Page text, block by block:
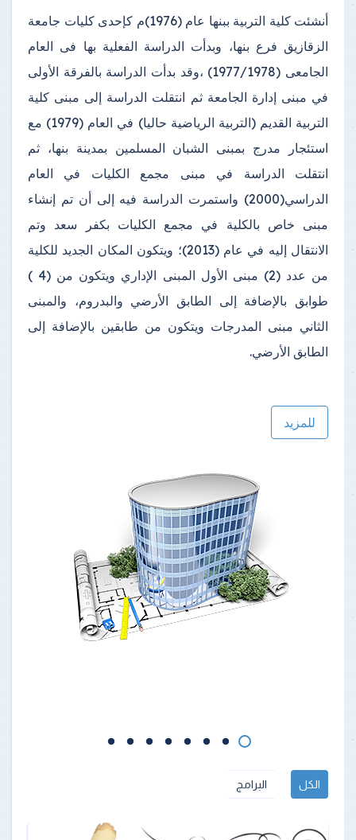
أنشئت كلية التربية ببنها عام (1976)م كإحدى كليات جامعة
الزقازيق فرع بنها، وبدأت الدراسة الفعلية بها فى العام
الجامعى (1977/1978) ،وقد بدأت الدراسة بالفرقة الأولى
في مبنى إدارة الجامعة ثم انتقلت الدراسة إلى مبنى كلية
التربية القديم (التربية الرياضية حاليا) في العام (1979) مع
استئجار مدرج بمبنى الشبان المسلمين بمدينة بنها، ثم
انتقلت الدراسة في مبنى مجمع الكليات في العام
الدراسي(2000) واستمرت الدراسة فيه إلى أن تم إنشاء
مبنى خاص بالكلية في مجمع الكليات بكفر سعد وتم
الانتقال إليه في عام (2013)؛ ويتكون المكان الجديد للكلية
من عدد (2) مبنى الأول المبنى الإداري ويتكون من (4 )
طوابق بالإضافة إلى الطابق الأرضي والبدروم، والمبنى
الثاني مبنى المدرجات ويتكون من طابقين بالإضافة إلى
الطابق الأرضي.
للمزيد
الكل البرامج